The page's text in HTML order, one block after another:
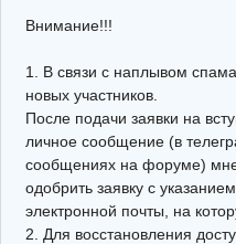
Почта
Поиск релейщика
Видео РЗиА
Фотохостинг
Телеграм
Внимание!!!
1. В связи с наплывом
новых участников.
После подачи заявки на
личное сообщение (в
сообщениях на форуме)
одобрить заявку с
электронной почты, на
2. Для восстановления